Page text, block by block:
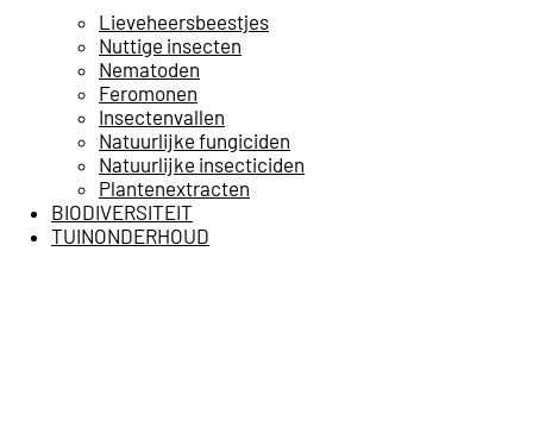
Lieveheersbeestjes
Nuttige insecten
Nematoden
Feromonen
Insectenvallen
Natuurlijke fungiciden
Natuurlijke insecticiden
Plantenextracten
BIODIVERSITEIT
TUINONDERHOUD